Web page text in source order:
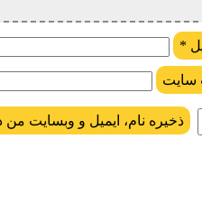
*
سایت
ذخیره نام، ایمیل و وبسایت